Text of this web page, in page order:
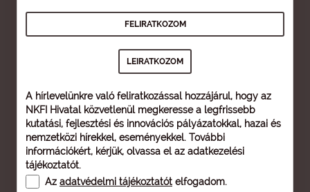
A hírlevelünkre való feliratkozással hozzájárul, hogy az
NKFI Hivatal közvetlenül megkeresse a legfrissebb
kutatási, fejlesztési és innovációs pályázatokkal, hazai és
nemzetközi hírekkel, eseményekkel. További
információkért, kérjük, olvassa el az adatkezelési
tájékoztatót.
Az adatvédelmi tájékoztatót elfogadom.